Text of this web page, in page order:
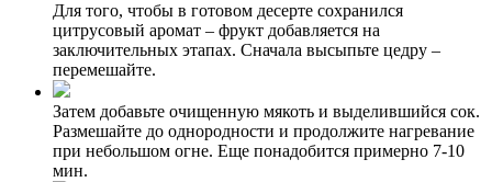
Для того, чтобы в готовом десерте сохранился
цитрусовый аромат – фрукт добавляется на
заключительных этапах. Сначала высыпьте цедру –
перемешайте.
Затем добавьте очищенную мякоть и выделившийся сок.
Размешайте до однородности и продолжите нагревание
при небольшом огне. Еще понадобится примерно 7-10
мин.